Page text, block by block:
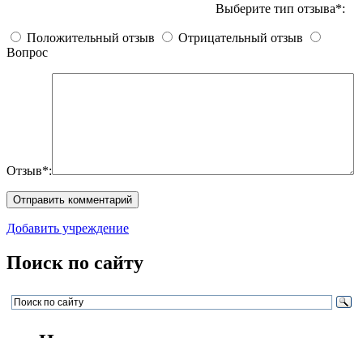
Выберите тип отзыва*:
Положительный отзыв
Отрицательный отзыв
Вопрос
Отзыв*:
Добавить учреждение
Поиск по сайту